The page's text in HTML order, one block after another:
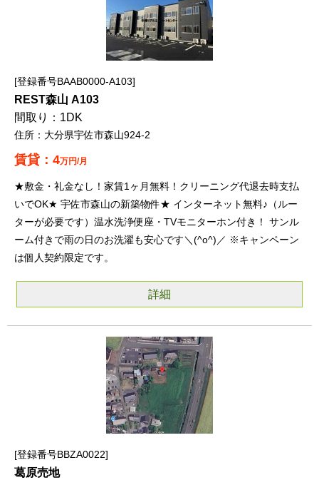
登録番号BAAB0000-A103
REST森山 A103
1DK
大分県宇佐市森山924-2
4万円/月
★敷金・礼金なし！家賃1ヶ月無料！クリーニング代退去時支払
いでOK★ 宇佐市森山の新築物件★ インターネット無料♪（ルー
ターが必要です）温水洗浄便座・TVモニターホン付き！ サンル
ーム付きで雨の日のお洗濯も安心です＼(^o^)／ ※キャンペーン
は個人契約限定です。
詳細
登録番号BBZA0022
葛原売地